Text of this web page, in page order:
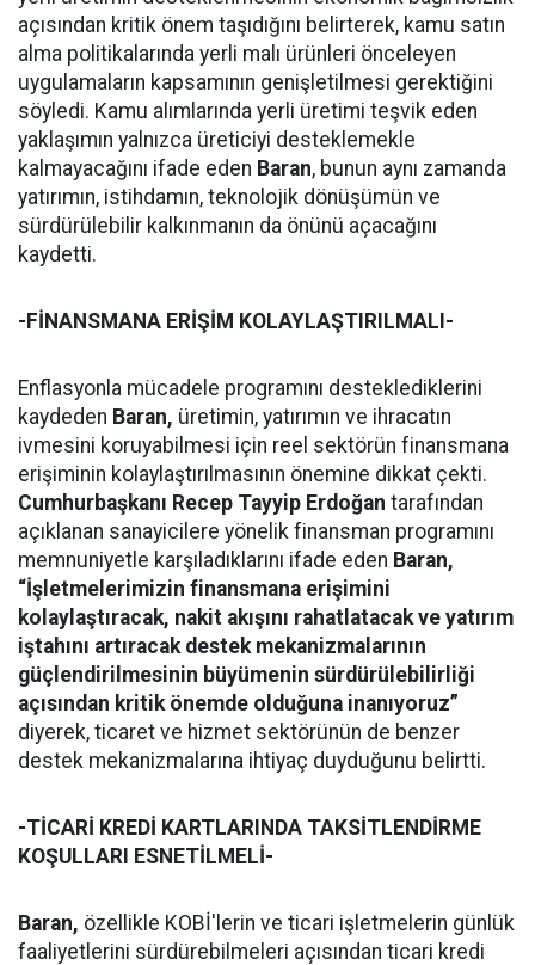
açısından kritik önem taşıdığını belirterek, kamu satın
alma politikalarında yerli malı ürünleri önceleyen
uygulamaların kapsamının genişletilmesi gerektiğini
söyledi. Kamu alımlarında yerli üretimi teşvik eden
yaklaşımın yalnızca üreticiyi desteklemekle
kalmayacağını ifade eden Baran, bunun aynı zamanda
yatırımın, istihdamın, teknolojik dönüşümün ve
sürdürülebilir kalkınmanın da önünü açacağını
kaydetti.
-FİNANSMANA ERİŞİM KOLAYLAŞTIRILMALI-
Enflasyonla mücadele programını desteklediklerini
kaydeden Baran, üretimin, yatırımın ve ihracatın
ivmesini koruyabilmesi için reel sektörün finansmana
erişiminin kolaylaştırılmasının önemine dikkat çekti.
Cumhurbaşkanı Recep Tayyip Erdoğan tarafından
açıklanan sanayicilere yönelik finansman programını
memnuniyetle karşıladıklarını ifade eden Baran,
“İşletmelerimizin finansmana erişimini
kolaylaştıracak, nakit akışını rahatlatacak ve yatırım
iştahını artıracak destek mekanizmalarının
güçlendirilmesinin büyümenin sürdürülebilirliği
açısından kritik önemde olduğuna inanıyoruz”
diyerek, ticaret ve hizmet sektörünün de benzer
destek mekanizmalarına ihtiyaç duyduğunu belirtti.
-TİCARİ KREDİ KARTLARINDA TAKSİTLENDİRME
KOŞULLARI ESNETİLMELİ-
Baran, özellikle KOBİ'lerin ve ticari işletmelerin günlük
faaliyetlerini sürdürebilmeleri açısından ticari kredi